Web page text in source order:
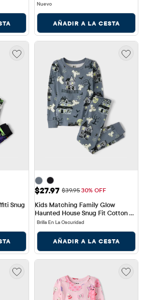
Nuevo
AÑADIR A LA CESTA
Snug
Precio de venta: $27.97
$27.97 Precio original: $39.95
$39.9530% OFF
Kids Matching Family Glow
Haunted House Snug Fit Cotton
Pajamas
Brilla En La Oscuridad
AÑADIR A LA CESTA